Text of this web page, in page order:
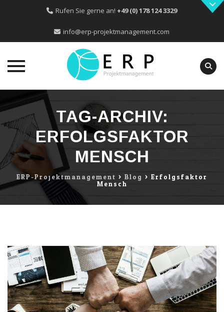
Rufen Sie gerne an! +49 (0) 178 124 3329
info@erp-projektmanagement.com
to
content
TAG-ARCHIV:
ERFOLGSFAKTOR
MENSCH
ERP-Projektmanagement > Blog > Erfolgsfaktor
Mensch